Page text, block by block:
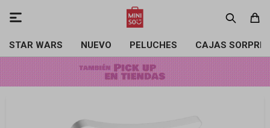
STAR WARS NUEVO PELUCHES CAJAS
